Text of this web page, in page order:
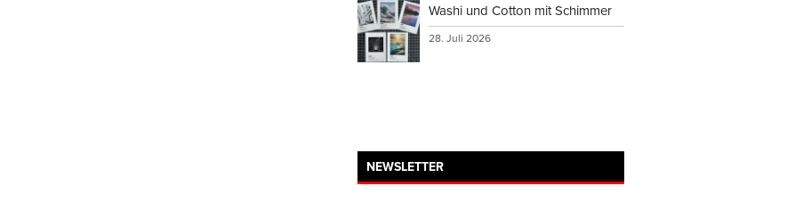
Washi und Cotton mit Schimmer
28. Juli 2026
NEWSLETTER